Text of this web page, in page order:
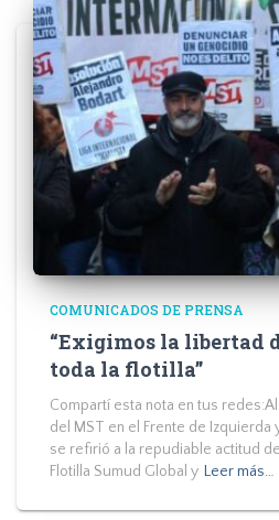
COMUNICADOS DE PRENSA
“Exigimos la libertad
toda la flotilla”
Compartí esta nota en tus
del MST en el Frente de Izquierda
se refirió a la repudiable actitud
Flotilla Sumud Global y Leer más…